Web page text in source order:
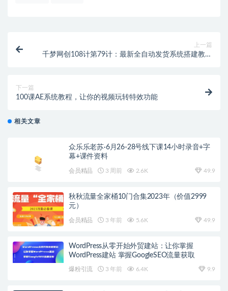
上一篇
千梦网创108计第79计：最新全自动发货系统搭建教学
下一篇
100课AE系统教程，让你的视频玩转特效功能
相关文章
众乐乐老苏·6月26-28号线下课14小时录音+字
幕+课件资料
会员精品 3 周前 2.6K 49.9
秋秋流量全家桶10门合集2023年（价值2999
元）
会员精品 3 年前 5.6K 49.9
WordPress从零开始外贸建站：让你掌握
WordPress建站 掌握GoogleSEO流量获取
爆粉引流 3 年前 6.4K 9.9